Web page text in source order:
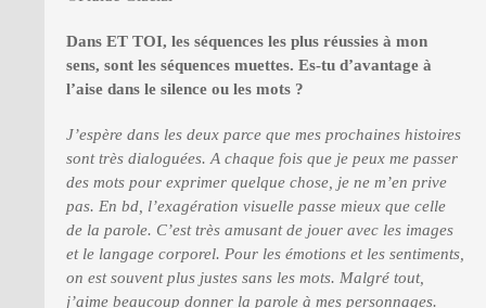
Dans ET TOI, les séquences les plus réussies à mon
sens, sont les séquences muettes. Es-tu d’avantage à
l’aise dans le silence ou les mots ?
J’espère dans les deux parce que mes prochaines histoires
sont très dialoguées. A chaque fois que je peux me passer
des mots pour exprimer quelque chose, je ne m’en prive
pas. En bd, l’exagération visuelle passe mieux que celle
de la parole. C’est très amusant de jouer avec les images
et le langage corporel. Pour les émotions et les sentiments,
on est souvent plus justes sans les mots. Malgré tout,
j’aime beaucoup donner la parole à mes personnages.